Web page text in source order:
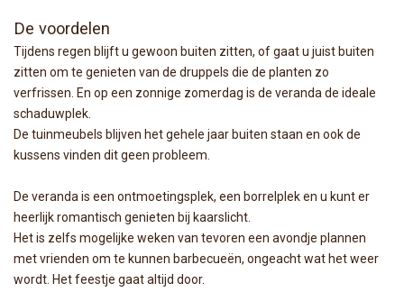
De voordelen
Tijdens regen blijft u gewoon buiten zitten, of gaat u juist buiten
zitten om te genieten van de druppels die de planten zo
verfrissen. En op een zonnige zomerdag is de veranda de ideale
schaduwplek.
De tuinmeubels blijven het gehele jaar buiten staan en ook de
kussens vinden dit geen probleem.
De veranda is een ontmoetingsplek, een borrelplek en u kunt er
heerlijk romantisch genieten bij kaarslicht.
Het is zelfs mogelijke weken van tevoren een avondje plannen
met vrienden om te kunnen barbecueën, ongeacht wat het weer
wordt. Het feestje gaat altijd door.